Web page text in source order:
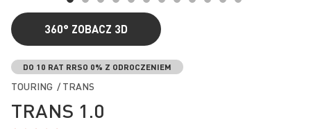
360° ZOBACZ 3D
na
galerii
TRANS 1.0
DO 10 RAT RRSO 0% Z ODROCZENIEM
TOURING / TRANS